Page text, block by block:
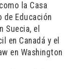
la Casa
de Educación
Suecia, el
en Canadá y el
en Washington